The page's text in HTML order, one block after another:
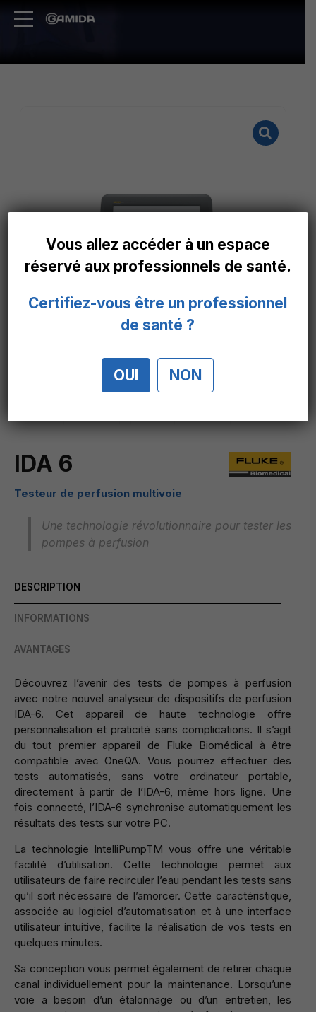
IDA 6
Testeur de perfusion multivoie
Une technologie révolutionnaire pour tester les
pompes à perfusion
DESCRIPTION
INFORMATIONS
AVANTAGES
Découvrez l’avenir des tests de pompes à perfusion
avec notre nouvel analyseur de dispositifs de perfusion
IDA-6. Cet appareil de haute technologie offre
personnalisation et praticité sans complications. Il s’agit
du tout premier appareil de Fluke Biomédical à être
compatible avec OneQA. Vous pourrez effectuer des
tests automatisés, sans votre ordinateur portable,
directement à partir de l’IDA-6, même hors ligne. Une
fois connecté, l’IDA-6 synchronise automatiquement les
résultats des tests sur votre PC.
La technologie IntelliPumpTM vous offre une véritable
facilité d’utilisation. Cette technologie permet aux
utilisateurs de faire recirculer l’eau pendant les tests sans
qu’il soit nécessaire de l’amorcer. Cette caractéristique,
associée au logiciel d’automatisation et à une interface
utilisateur intuitive, facilite la réalisation de vos tests en
quelques minutes.
Sa conception vous permet également de retirer chaque
canal individuellement pour la maintenance. Lorsqu’une
voie a besoin d’un étalonnage ou d’un entretien, les
Vous allez accéder à un espace
réservé aux professionnels de santé.
Certifiez-vous être un professionnel
de santé ?
OUI NON